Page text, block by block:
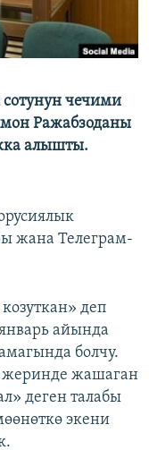
чечими
Ражабзоданы
алышты.
жана Телеграм-
деп
айында
болчу.
жеринде жашаган
деген талабы
экени